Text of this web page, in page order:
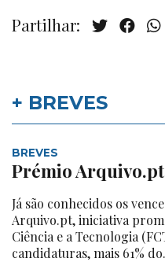
Partilhar:
+ BREVES
BREVES
Prémio
Já são conhecidos os
Arquivo.pt, iniciativa
Ciência e a Tecnologia
candidaturas, mais 61%